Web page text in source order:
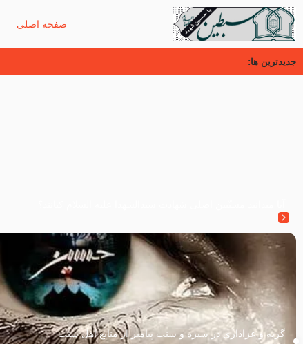
صفحه اصلی
جدیدترین ها:
گریه و عزاداری در سیره و سنت پیامبر از منابع اهل سنت